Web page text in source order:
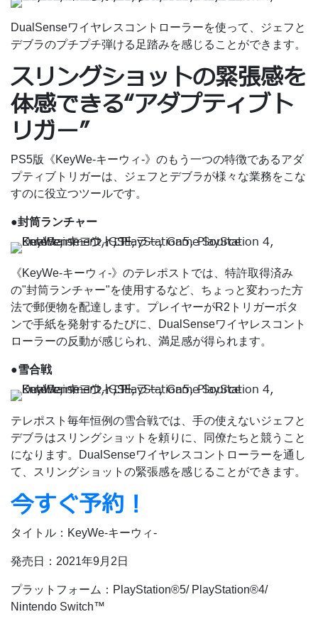
DualSenseワイヤレスコントローラーを使って、ジェフと
デブラのプチプチ弾ける足踏みを感じることができます。
スリングショットの緊張感を
体感できる“アダプティブト
リガー”
PS5版《KeyWe-キーウィ-》のもう一つの特徴であるアダ
プティブトリガーは、ジェフとデブラが様々な業務をこな
すのに役立つツールです。
●封筒ランチャー
《KeyWe-キーウィ-》のテレポストでは、特許取得済み
の"封筒ランチャー"を使用するなど、ちょっと変わった方
法で郵便物を配達します。プレイヤーがR2トリガーボタ
ンで手紙を発射するたびに、DualSenseワイヤレスコント
ローラーの反動が感じられ、満足感が得られます。
●雪合戦
テレポスト毎年恒例の雪合戦では、手の使えないジェフと
デブラはスリングショットを頼りに、同僚たちと競うこと
になります。DualSenseワイヤレスコントローラーを通し
て、スリングショットの緊張感を感じることができます。
今すぐ予約！
タイトル：KeyWe-キーウィ-
発売日：2021年9月2日
プラットフォーム：PlayStation®5/ PlayStation®4/
Nintendo Switch™️